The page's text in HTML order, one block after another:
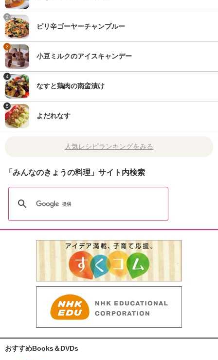
2
ピリ辛ゴーヤーチャンプルー
3
小豆ミルクのアイスキャンデー
4
なすと鶏肉の南蛮漬け
5
よだれなす
人気レシピランキングをみる
「みんなのきょうの料理」サイト内検索
おすすめBooks＆DVDs